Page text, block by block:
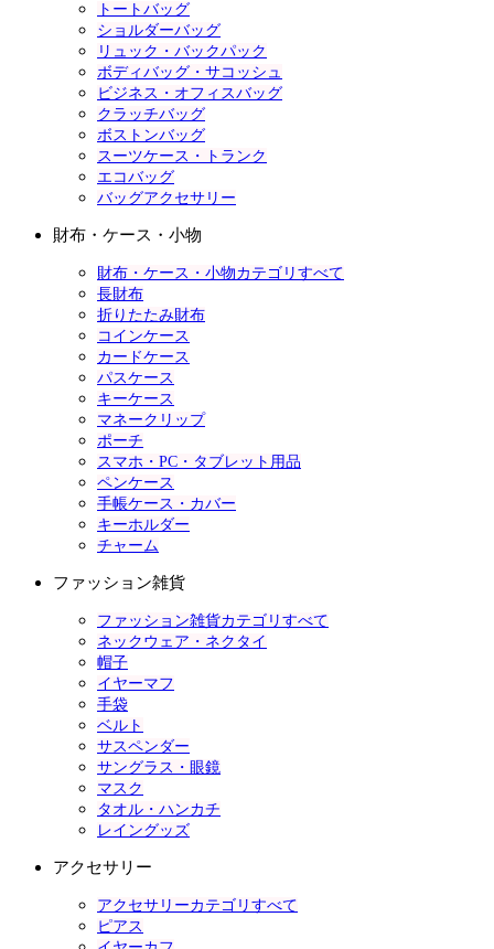
トートバッグ
ショルダーバッグ
リュック・バックパック
ボディバッグ・サコッシュ
ビジネス・オフィスバッグ
クラッチバッグ
ボストンバッグ
スーツケース・トランク
エコバッグ
バッグアクセサリー
財布・ケース・小物
財布・ケース・小物カテゴリすべて
長財布
折りたたみ財布
コインケース
カードケース
パスケース
キーケース
マネークリップ
ポーチ
スマホ・PC・タブレット用品
ペンケース
手帳ケース・カバー
キーホルダー
チャーム
ファッション雑貨
ファッション雑貨カテゴリすべて
ネックウェア・ネクタイ
帽子
イヤーマフ
手袋
ベルト
サスペンダー
サングラス・眼鏡
マスク
タオル・ハンカチ
レイングッズ
アクセサリー
アクセサリーカテゴリすべて
ピアス